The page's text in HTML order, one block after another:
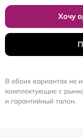
Хочу
В обоих вариантах не
комплектующие с
и гарантийный талон.